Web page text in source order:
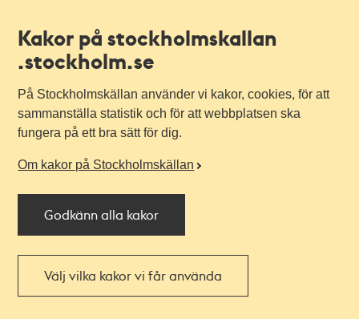
Kakor på stockholmskallan
.stockholm.se
På Stockholmskällan använder vi kakor, cookies, för att
sammanställa statistik och för att webbplatsen ska
fungera på ett bra sätt för dig.
Om kakor på Stockholmskällan
Godkänn alla kakor
Välj vilka kakor vi får använda